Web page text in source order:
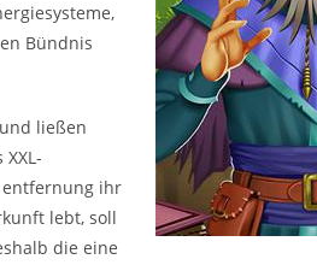
Bündnis
ließen
entfernung ihr
lebt, soll
die eine